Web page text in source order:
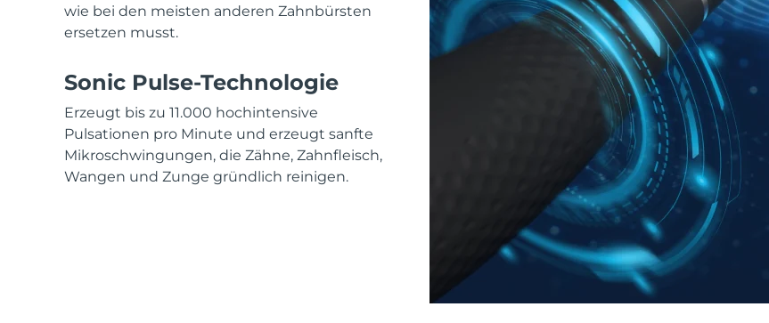
wie bei den meisten anderen Zahnbürsten
ersetzen musst.
Sonic Pulse-Technologie
Erzeugt bis zu 11.000 hochintensive
Pulsationen pro Minute und erzeugt sanfte
Mikroschwingungen, die Zähne, Zahnfleisch,
Wangen und Zunge gründlich reinigen.